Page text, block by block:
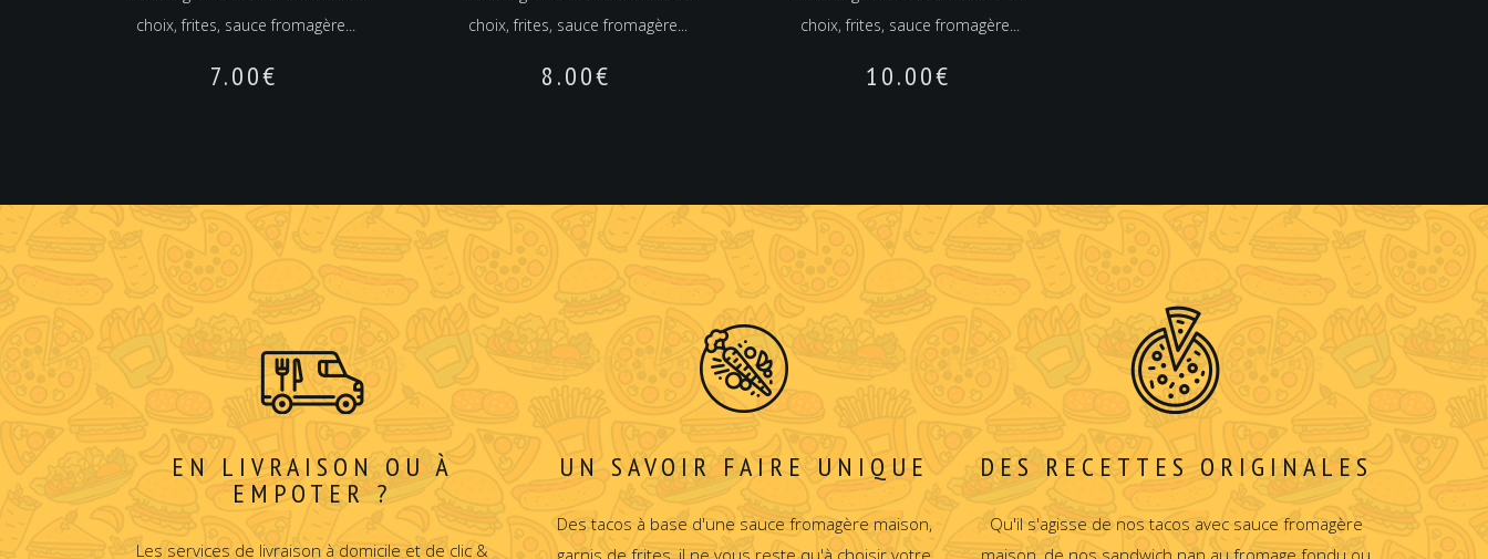
choix, frites, sauce fromagère...
7.00€
choix, frites, sauce fromagère...
8.00€
choix, frites, sauce fromagère...
10.00€
EN LIVRAISON OU À
EMPOTER ?
Les services de livraison à domicile et de clic &
UN SAVOIR FAIRE UNIQUE
Des tacos à base d'une sauce fromagère maison,
garnis de frites, il ne vous reste qu'à choisir votre
DES RECETTES ORIGINALES
Qu'il s'agisse de nos tacos avec sauce fromagère
maison, de nos sandwich nan au fromage fondu ou